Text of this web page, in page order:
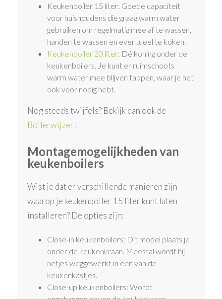
Keukenboiler 15 liter: Goede capaciteit
voor huishoudens die graag warm water
gebruiken om regelmatig mee af te wassen,
handen te wassen en eventueel te koken.
Keukenboiler 20 liter: Dé koning onder de
keukenboilers. Je kunt er ruimschoots
warm water mee blijven tappen, waar je het
ook voor nodig hebt.
Nog steeds twijfels? Bekijk dan ook de
Boilerwijzer!
Montagemogelijkheden van
keukenboilers
Wist je dat er verschillende manieren zijn
waarop je keukenboiler 15 liter kunt laten
installeren? De opties zijn:
Close-in keukenboilers: Dit model plaats je
onder de keukenkraan. Meestal wordt hij
netjes weggewerkt in een van de
keukenkastjes.
Close-up keukenboilers: Wordt